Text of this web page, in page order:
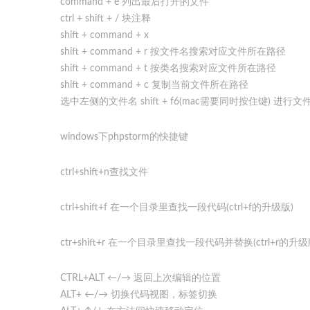
command + e 列出最后打开的文件
ctrl + shift + / 块注释
shift + command + x
shift + command + r 按文件名搜索对应文件所在路径
shift + command + t 按类名搜索对应文件所在路径
shift + command + c 复制当前文件所在路径
选中左侧的文件名 shift + f6(mac需要同时按住键) 进行文
windows下phpstorm的快捷键
ctrl+shift+n查找文件
ctrl+shift+f 在一个目录里查找一段代码(ctrl+f的升级版)
ctr+shift+r 在一个目录里查找一段代码并替换(ctrl+r的升级
CTRL+ALT ←/→ 返回上次编辑的位置
ALT+ ←/→ 切换代码视图，标签切换